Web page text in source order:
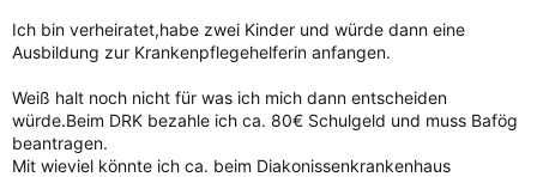
Ich bin verheiratet,habe zwei Kinder und würde dann eine
Ausbildung zur Krankenpflegehelferin anfangen.
Weiß halt noch nicht für was ich mich dann entscheiden
würde.Beim DRK bezahle ich ca. 80€ Schulgeld und muss Bafög
beantragen.
Mit wieviel könnte ich ca. beim Diakonissenkrankenhaus